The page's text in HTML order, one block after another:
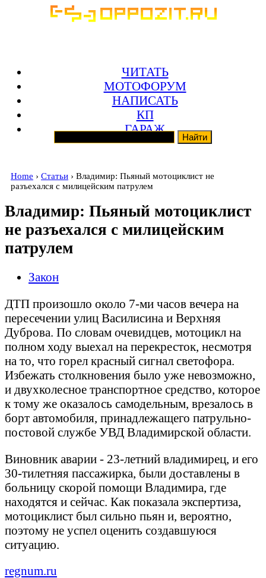
ЧИТАТЬ
МОТОФОРУМ
НАПИСАТЬ
КП
ГАРАЖ
Home › Статьи › Владимир: Пьяный мотоциклист не
разъехался с милицейским патрулем
Владимир: Пьяный мотоциклист
не разъехался с милицейским
патрулем
Закон
ДТП произошло около 7-ми часов вечера на
пересечении улиц Василисина и Верхняя
Дуброва. По словам очевидцев, мотоцикл на
полном ходу выехал на перекресток, несмотря
на то, что горел красный сигнал светофора.
Избежать столкновения было уже невозможно,
и двухколесное транспортное средство, которое
к тому же оказалось самодельным, врезалось в
борт автомобиля, принадлежащего патрульно-
постовой службе УВД Владимирской области.
Виновник аварии - 23-летний владимирец, и его
30-тилетняя пассажирка, были доставлены в
больницу скорой помощи Владимира, где
находятся и сейчас. Как показала экспертиза,
мотоциклист был сильно пьян и, вероятно,
поэтому не успел оценить создавшуюся
ситуацию.
regnum.ru